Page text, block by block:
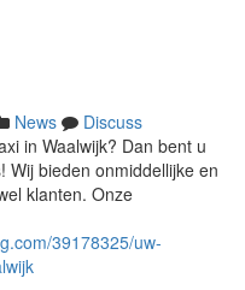
News
Discuss
in Waalwijk? Dan bent u
Wij bieden onmiddellijke en
klanten. Onze
39178325/uw-